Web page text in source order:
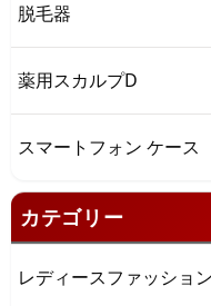
脱毛器
薬用スカルプD
スマートフォン ケース
カテゴリー
レディースファッション